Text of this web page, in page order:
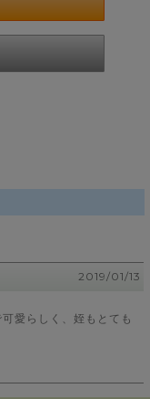
2019/01/13
愛らしく、姪もとても